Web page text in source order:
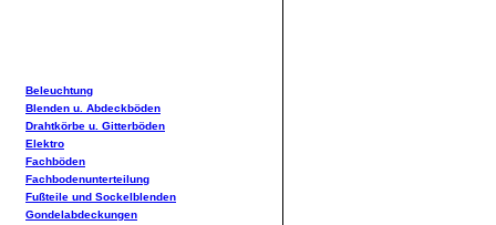
Beleuchtung
Blenden u. Abdeckböden
Drahtkörbe u. Gitterböden
Elektro
Fachböden
Fachbodenunterteilung
Fußteile und Sockelblenden
Gondelabdeckungen